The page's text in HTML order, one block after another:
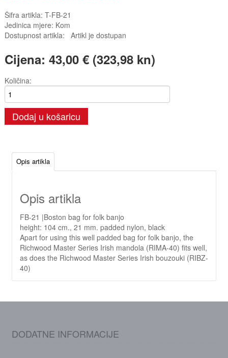
Šifra artikla: T-FB-21
Jedinica mjere: Kom
Dostupnost artikla: Artikl je dostupan
Cijena: 43,00 € (323,98 kn)
Količina:
Dodaj u košaricu
Opis artikla
Opis artikla
FB-21 |Boston bag for folk banjo
height: 104 cm., 21 mm. padded nylon, black
Apart for using this well padded bag for folk banjo, the
Richwood Master Series Irish mandola (RIMA-40) fits well,
as does the Richwood Master Series Irish bouzouki (RIBZ-
40)
DODATNE INFORMACIJE